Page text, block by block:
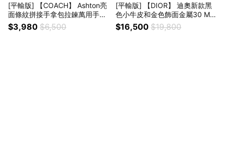
[平輸版] 【COACH】 Ashton亮
面條紋拼接手拿包拉鍊萬用手拿
包 真品平輸
$3,980 $6,500
[平輸版] 【DIOR】 迪奧新款黑
色小牛皮和金色飾面金屬30 MO
NTAIGNE 雙環手帶 真品平輸
$16,500 $19,800